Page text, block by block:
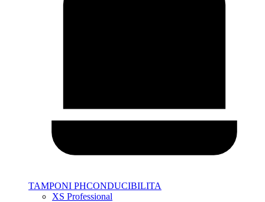
TAMPONI PHCONDUCIBILITA
XS Professional